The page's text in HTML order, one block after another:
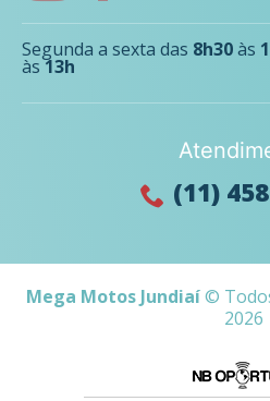
Segunda a sexta das 8h30às
às13h
(11)
Mega Motos Jundiaí©
2026